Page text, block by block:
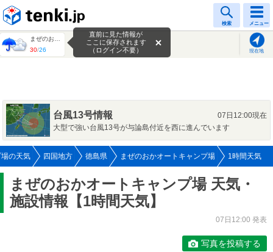
検索 メニュー
30/26 現在地
直前に見た情報が
ここに保存されます
（ログイン不要）
台風13号情報
07日12:00現在
大型で強い台風13号が与論島付近を西に進んでいます
の天気 四国地方 徳島県 まぜのおかオートキャンプ場 1時間天気
まぜのおかオートキャンプ場 天気・
施設情報【1時間天気】
07日12:00 発表
写真を投稿する